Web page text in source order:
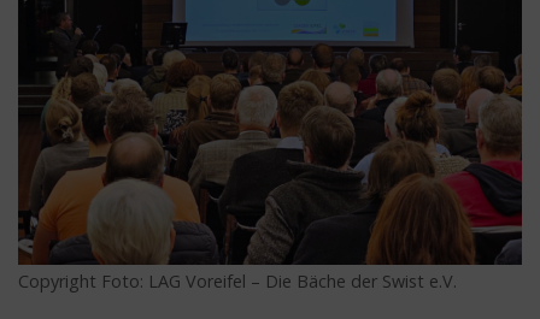
Copyright Foto: LAG Voreifel – Die Bäche der Swist e.V.